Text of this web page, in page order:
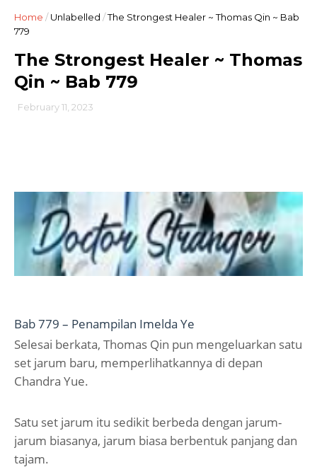
Home /Unlabelled /The Strongest Healer ~ Thomas Qin ~ Bab
779
The Strongest Healer ~ Thomas
Qin ~ Bab 779
February 11, 2023
Bab 779 – Penampilan Imelda Ye
Selesai berkata, Thomas Qin pun mengeluarkan satu
set jarum baru, memperlihatkannya di depan
Chandra Yue.
Satu set jarum itu sedikit berbeda dengan jarum-
jarum biasanya, jarum biasa berbentuk panjang dan
tajam.